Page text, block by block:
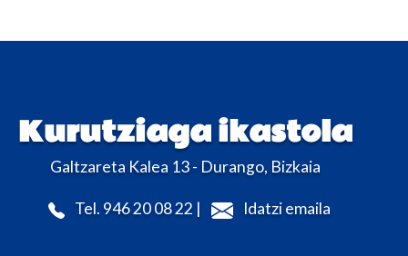
Kurutziaga ikastola
Galtzareta Kalea 13 - Durango, Bizkaia
Tel. 946 20 08 22 | Idatzi emaila